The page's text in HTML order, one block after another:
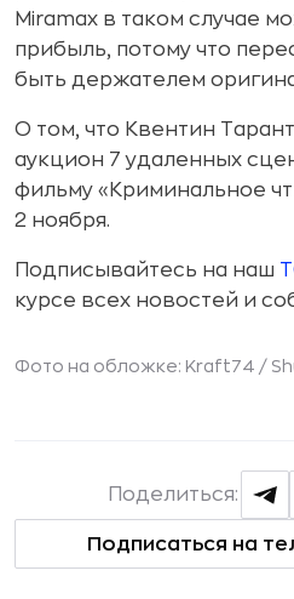
Miramax в таком случае
прибыль, потому что
быть держателем
О том, что Квентин
аукцион 7 удаленных
фильму «Криминальное
2 ноября.
Подписывайтесь на наш
курсе всех новостей и
Фото на обложке: Kraft74 /
Подписаться на
Поделиться: